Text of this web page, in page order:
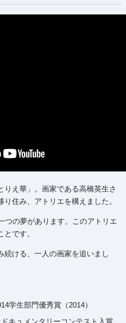
え華」。画家である高橋英生さ
住み、アトリエを構えました。
の夢があります。このアトリエ
です。
ける、一人の画家を追いまし
学生部門優秀賞（2014）
キュメンタリーコンテスト入賞